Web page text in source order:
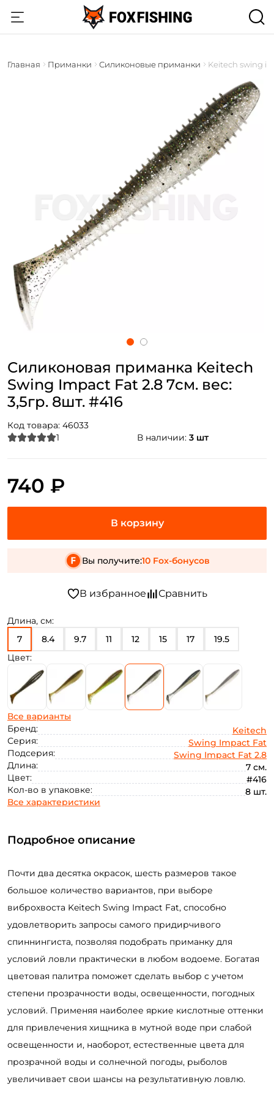
Главная Приманки Силиконовые приманки Keitech swing
Силиконовая приманка Keitech
Swing Impact Fat 2.8 7см. вес:
3,5гр. 8шт. #416
Код товара: 46033
1
В наличии: 3 шт
Длина, см:
7
8.4 9.7 11 12 15 17
19.5
Цвет:
Все варианты
Бренд:
Keitech
Серия:
Swing Impact Fat
Подсерия:
Swing Impact Fat 2.8
Длина:
7 см.
Цвет:
#416
Кол-во в упаковке:
8 шт.
Все характеристики
740 ₽
Вы получите:10 Fox-бонусов
Подробное описание
Почти два десятка окрасок, шесть размеров такое
большое количество вариантов, при выборе
виброхвоста Keitech Swing Impact Fat, способно
удовлетворить запросы самого придирчивого
спиннингиста, позволяя подобрать приманку для
условий ловли практически в любом водоеме. Богатая
цветовая палитра поможет сделать выбор с учетом
степени прозрачности воды, освещенности, погодных
условий. Применяя наиболее яркие кислотные оттенки
для привлечения хищника в мутной воде при слабой
освещенности и, наоборот, естественные цвета для
прозрачной воды и солнечной погоды, рыболов
увеличивает свои шансы на результативную ловлю.